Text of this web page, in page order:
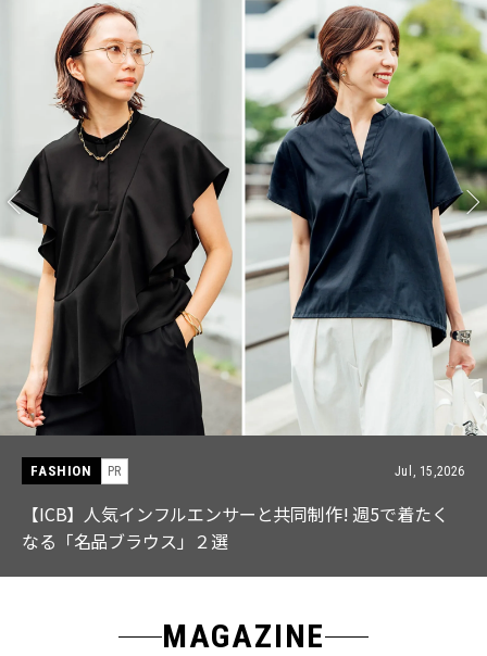
FASHION Jul, 28,2026
【中島健人さん登場】余裕のある先輩の「オシャレ」大
特集｜CLASSY.9月号発売
MAGAZINE